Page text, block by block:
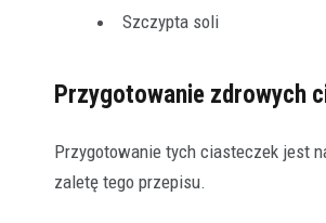
Szczypta soli
Przygotowanie zdrowych
Przygotowanie tych ciasteczek jest
zaletę tego przepisu.